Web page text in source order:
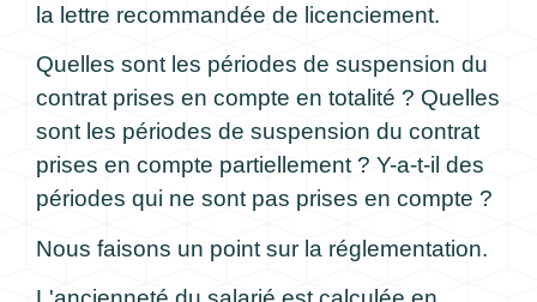
la lettre recommandée de licenciement.
Quelles sont les périodes de suspension du
contrat prises en compte en totalité ? Quelles
sont les périodes de suspension du contrat
prises en compte partiellement ? Y-a-t-il des
périodes qui ne sont pas prises en compte ?
Nous faisons un point sur la réglementation.